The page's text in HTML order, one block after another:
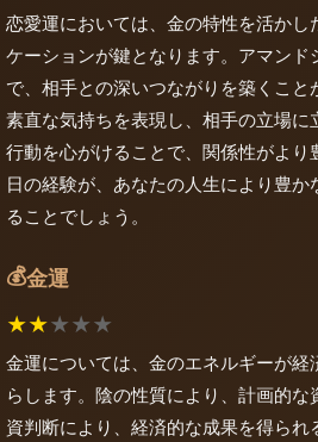
恋愛運においては、金の特性を活かし
ケーションが鍵となります。アマンド
で、相手との深いつながりを築くこと
素直な気持ちを表現し、相手の立場に
行動を心がけることで、関係性がより
日の経験が、あなたの人生により豊か
ることでしょう。
💰金運
★★★★★
金運については、金のエネルギーが経
らします。陰の性質により、計画的な
資判断により、経済的な成果を得られ